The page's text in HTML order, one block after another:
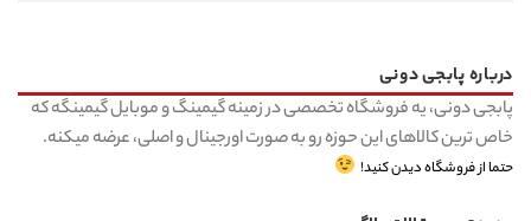
درباره پابجی دونی
پابجی دونی، یه فروشگاه تخصصی در زمینه گیمینگ و موبایل گیمینگه که
خاص ترین کالاهای این حوزه رو به صورت اورجینال و اصلی، عرضه میکنه.
حتما از فروشگاه دیدن کنید!